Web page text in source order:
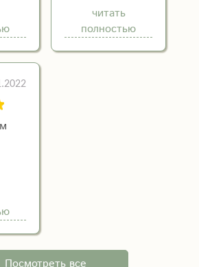
и
раз
счастлив. Вы
дарите людям
радость! Успехов
читать
полностью
Посмотреть все